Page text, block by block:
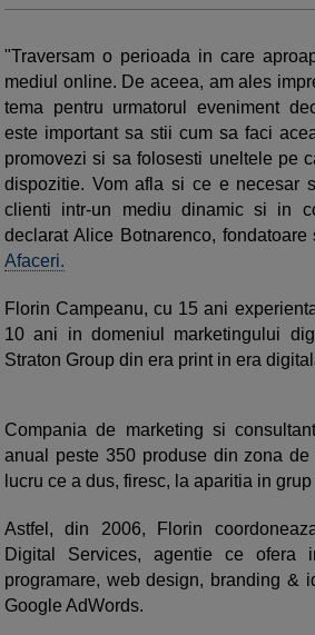
"Traversam o perioada in care
mediul online. De aceea, am ales
tema pentru urmatorul eveniment
este important sa stii cum sa faci
promovezi si sa folosesti uneltele pe
dispozitie. Vom afla si ce e necesar
clienti intr-un mediu dinamic si in
declarat Alice Botnarenco, fondatoare
Afaceri.
Florin Campeanu, cu 15 ani
10 ani in domeniul marketingului
Straton Group din era print in era
Compania de marketing si
anual peste 350 produse din zona de
lucru ce a dus, firesc, la aparitia in
Astfel, din 2006, Florin
Digital Services, agentie ce ofera
programare, web design, branding &
Google AdWords.